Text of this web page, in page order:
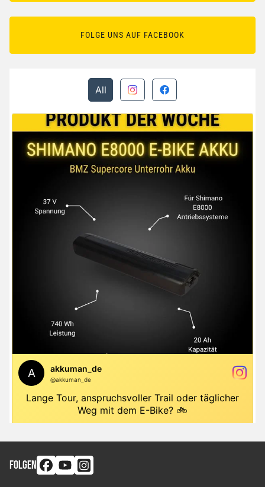
FOLGE UNS AUF FACEBOOK
FOLGEN